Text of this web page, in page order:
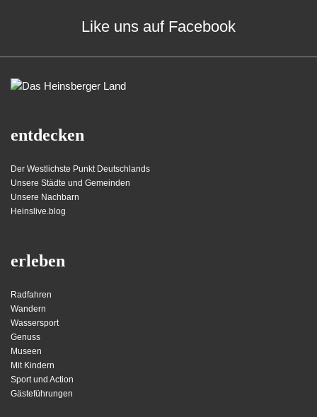
Like uns auf Facebook
entdecken
Der Westlichste Punkt Deutschlands
Unsere Städte und Gemeinden
Unsere Nachbarn
Heinslive.blog
erleben
Radfahren
Wandern
Wassersport
Genuss
Museen
Mit Kindern
Sport und Action
Gästeführungen